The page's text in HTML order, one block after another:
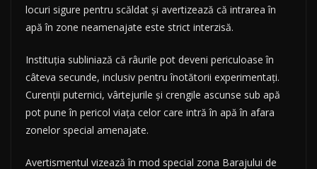
locuri sigure pentru scăldat și avertizează că intrarea în
apă în zone neamenajate este strict interzisă.
Instituția subliniază că râurile pot deveni periculoase în
câteva secunde, inclusiv pentru înotătorii experimentați.
Curenții puternici, vârtejurile și crengile ascunse sub apă
pot pune în pericol viața celor care intră în apă în afara
zonelor special amenajate.
Avertismentul vizează în mod special zona Barajului de